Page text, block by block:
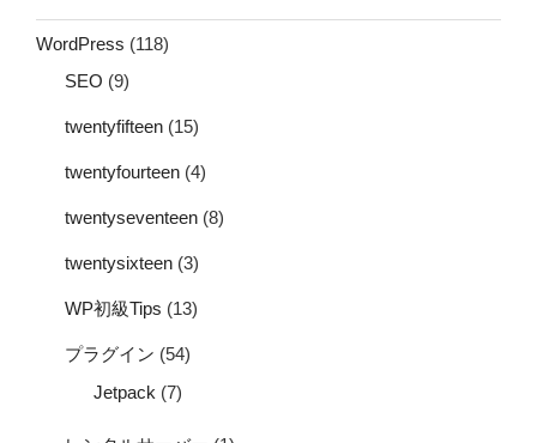
WordPress (118)
SEO (9)
twentyfifteen (15)
twentyfourteen (4)
twentyseventeen (8)
twentysixteen (3)
WP初級Tips (13)
プラグイン (54)
Jetpack (7)